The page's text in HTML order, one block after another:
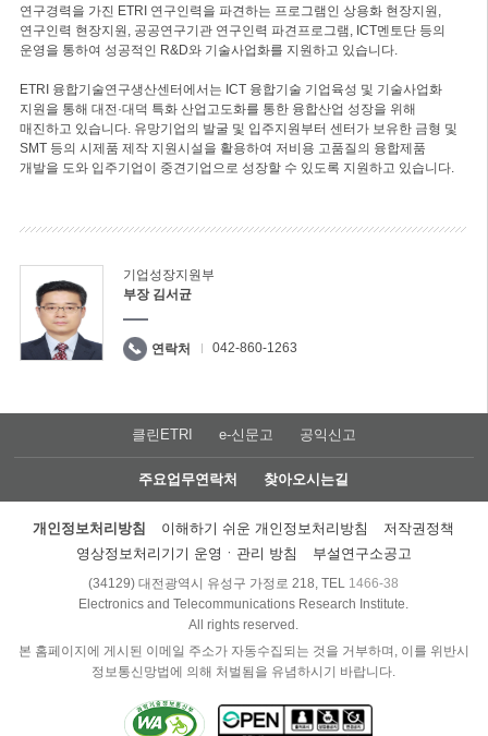
연구경력을 가진 ETRI 연구인력을 파견하는 프로그램인 상용화 현장지원,
연구인력 현장지원, 공공연구기관 연구인력 파견프로그램, ICT멘토단 등의
운영을 통하여 성공적인 R&D와 기술사업화를 지원하고 있습니다.
ETRI 융합기술연구생산센터에서는 ICT 융합기술 기업육성 및 기술사업화
지원을 통해 대전·대덕 특화 산업고도화를 통한 융합산업 성장을 위해
매진하고 있습니다. 유망기업의 발굴 및 입주지원부터 센터가 보유한 금형 및
SMT 등의 시제품 제작 지원시설을 활용하여 저비용 고품질의 융합제품
개발을 도와 입주기업이 중견기업으로 성장할 수 있도록 지원하고 있습니다.
기업성장지원부
부장 김서균
연락처 042-860-1263
클린ETRI e-신문고 공익신고
주요업무연락처 찾아오시는길
개인정보처리방침 이해하기 쉬운 개인정보처리방침
저작권정책
영상정보처리기기 운영ㆍ관리 방침
부설연구소공고
(34129) 대전광역시 유성구 가정로 218, TEL 1466-38
Electronics and Telecommunications Research Institute.
All rights reserved.
본 홈페이지에 게시된 이메일 주소가 자동수집되는 것을 거부하며, 이를 위반시
정보통신망법에 의해 처벌됨을 유념하시기 바랍니다.